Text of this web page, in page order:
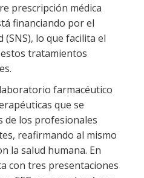
prescripción médica
financiando por el
(SNS), lo que facilita el
tratamientos
farmacéutico
que se
de los profesionales
reafirmando al mismo
la salud humana. En
con tres presentaciones